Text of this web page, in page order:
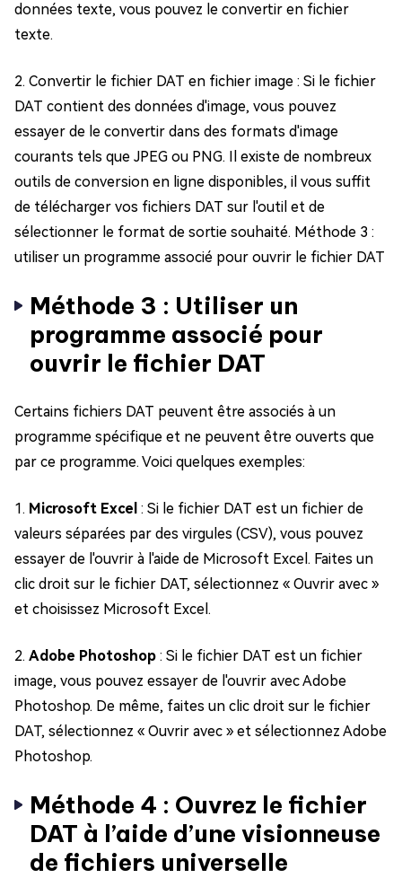
données texte, vous pouvez le convertir en fichier
texte.
2. Convertir le fichier DAT en fichier image : Si le fichier
DAT contient des données d'image, vous pouvez
essayer de le convertir dans des formats d'image
courants tels que JPEG ou PNG. Il existe de nombreux
outils de conversion en ligne disponibles, il vous suffit
de télécharger vos fichiers DAT sur l'outil et de
sélectionner le format de sortie souhaité. Méthode 3 :
utiliser un programme associé pour ouvrir le fichier DAT
Méthode 3 : Utiliser un
programme associé pour
ouvrir le fichier DAT
Certains fichiers DAT peuvent être associés à un
programme spécifique et ne peuvent être ouverts que
par ce programme. Voici quelques exemples:
1. Microsoft Excel : Si le fichier DAT est un fichier de
valeurs séparées par des virgules (CSV), vous pouvez
essayer de l'ouvrir à l'aide de Microsoft Excel. Faites un
clic droit sur le fichier DAT, sélectionnez « Ouvrir avec »
et choisissez Microsoft Excel.
2. Adobe Photoshop : Si le fichier DAT est un fichier
image, vous pouvez essayer de l'ouvrir avec Adobe
Photoshop. De même, faites un clic droit sur le fichier
DAT, sélectionnez « Ouvrir avec » et sélectionnez Adobe
Photoshop.
Méthode 4 : Ouvrez le fichier
DAT à l’aide d’une visionneuse
de fichiers universelle